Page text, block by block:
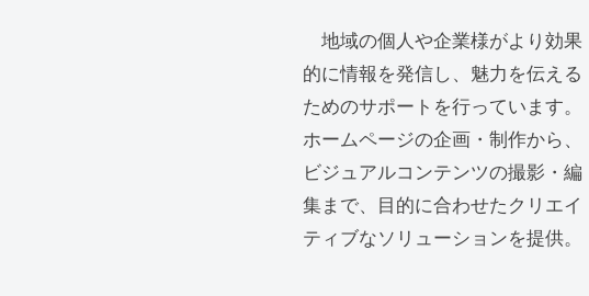
地域の個人や企業様がより効果
的に情報を発信し、魅力を伝える
ためのサポートを行っています。
ホームページの企画・制作から、
ビジュアルコンテンツの撮影・編
集まで、目的に合わせたクリエイ
ティブなソリューションを提供。